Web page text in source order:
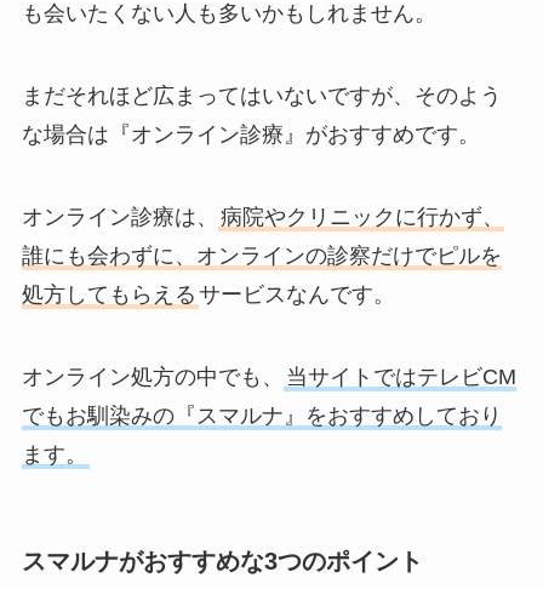
も会いたくない人も多いかもしれません。
まだそれほど広まってはいないですが、そのよう
な場合は『オンライン診療』がおすすめです。
オンライン診療は、
病院やクリニックに行かず、
誰にも会わずに、オンラインの診察だけでピルを
処方してもらえる サービスなんです。
オンライン処方の中でも、
当サイトではテレビCM
でもお馴染みの『スマルナ』をおすすめしており
ます。
スマルナがおすすめな3つのポイント